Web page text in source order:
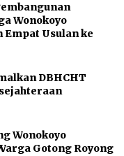
Wonokoyo
Empat Usulan ke
DBHCHT
Wonokoyo
Gotong Royong